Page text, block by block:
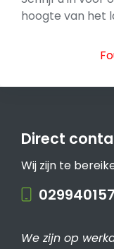
hoogte van het
Direct
Wij zijn te
We zijn op